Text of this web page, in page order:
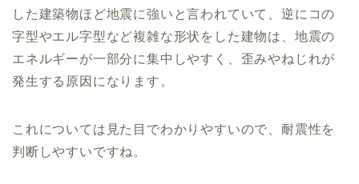
した建築物ほど地震に強いと言われていて、逆にコの
字型やエル字型など複雑な形状をした建物は、地震の
エネルギーが一部分に集中しやすく、歪みやねじれが
発生する原因になります。
これについては見た目でわかりやすいので、耐震性を
判断しやすいですね。